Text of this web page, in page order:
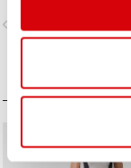
Thermoflex est adapté
conditions fraîches à